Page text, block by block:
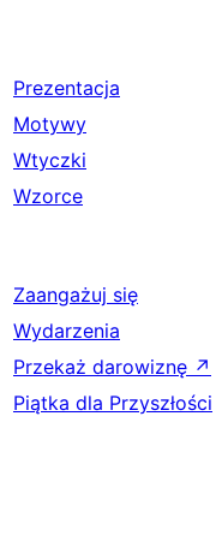
Prezentacja
Motywy
Wtyczki
Wzorce
Zaangażuj się
Wydarzenia
Przekaż darowiznę ↗
Piątka dla Przyszłości